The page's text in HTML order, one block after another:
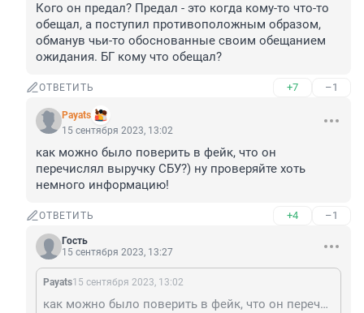
Кого он предал? Предал - это когда кому-то что-то
обещал, а поступил противоположным образом,
обманув чьи-то обоснованные своим обещанием
ожидания. БГ кому что обещал?
ОТВЕТИТЬ +7 –1
Payats
15 сентября 2023, 13:02
как можно было поверить в фейк, что он
перечислял выручку СБУ?) ну проверяйте хоть
немного информацию!
ОТВЕТИТЬ +4 –1
Гость
15 сентября 2023, 13:27
Payats15 сентября 2023, 13:02
как можно было поверить в фейк, что он перечислял выручку СБУ?) ну проверяйте хоть немного информацию!